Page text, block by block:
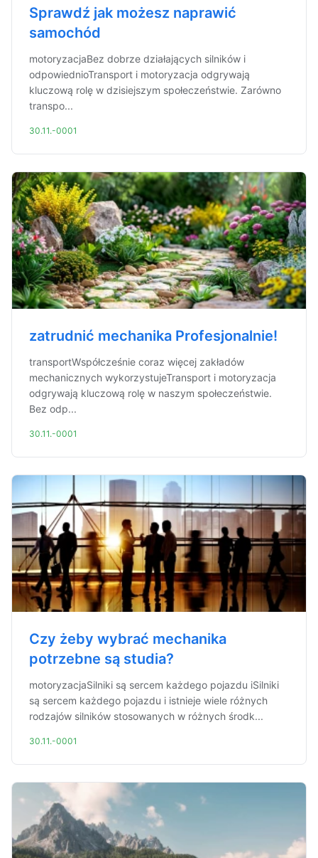
Sprawdź jak możesz naprawić
samochód
motoryzacjaBez dobrze działających silników i
odpowiednioTransport i motoryzacja odgrywają
kluczową rolę w dzisiejszym społeczeństwie. Zarówno
transpo...
30.11.-0001
zatrudnić mechanika Profesjonalnie!
transportWspółcześnie coraz więcej zakładów
mechanicznych wykorzystujeTransport i motoryzacja
odgrywają kluczową rolę w naszym społeczeństwie.
Bez odp...
30.11.-0001
Czy żeby wybrać mechanika
potrzebne są studia?
motoryzacjaSilniki są sercem każdego pojazdu iSilniki
są sercem każdego pojazdu i istnieje wiele różnych
rodzajów silników stosowanych w różnych środk...
30.11.-0001